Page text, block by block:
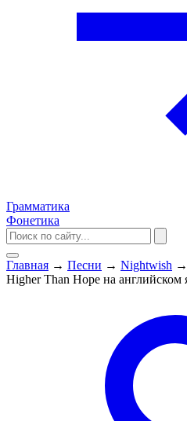
Грамматика
Фонетика
Главная → Песни → Nightwish →
Higher Than Hope на английском